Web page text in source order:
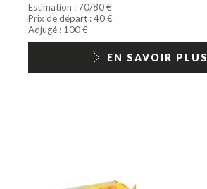
Estimation : 70/80 €
Prix de départ : 40 €
Adjugé : 100 €
EN SAVOIR PLUS